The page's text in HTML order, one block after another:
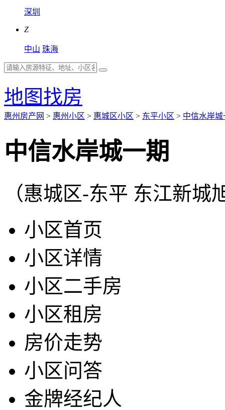
深圳
Z
中山 珠海
地图找房
惠州房产网 > 惠州小区 > 惠城区小区 > 东平小区 > 中信水岸城
中信水岸城一期
（惠城区-东平 东江新
小区首页
小区详情
小区二手房
小区租房
房价走势
小区问答
金牌经纪人